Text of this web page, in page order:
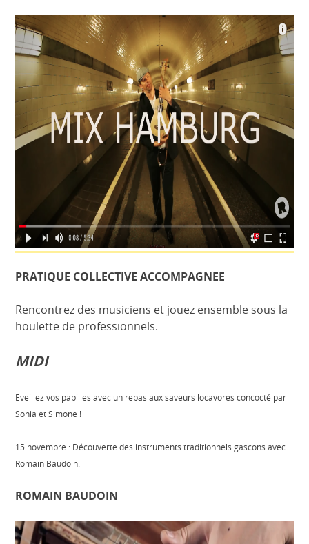
PRATIQUE COLLECTIVE ACCOMPAGNEE
Rencontrez des musiciens et jouez ensemble sous la
houlette de professionnels.
MIDI
Eveillez vos papilles avec un repas aux saveurs locavores concocté par
Sonia et Simone !
15 novembre : Découverte des instruments traditionnels gascons avec
Romain Baudoin.
ROMAIN BAUDOIN